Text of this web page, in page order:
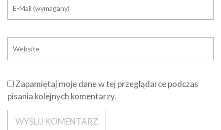
Zapamiętaj moje dane w tej przeglądarce podczas
pisania kolejnych komentarzy.